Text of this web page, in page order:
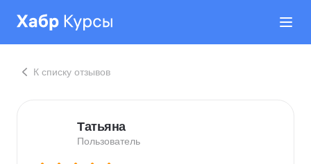
К списку отзывов
Татьяна
Пользователь